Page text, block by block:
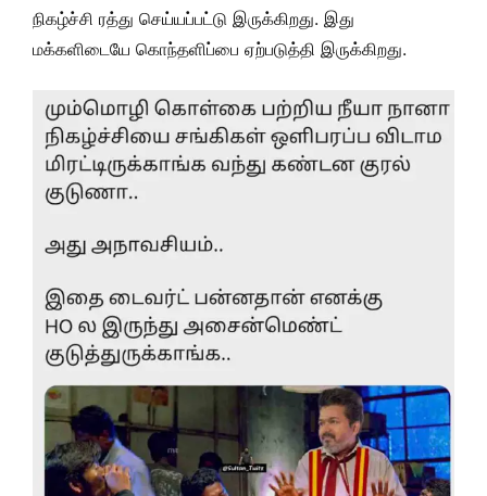
நிகழ்ச்சி ரத்து செய்யப்பட்டு இருக்கிறது. இது
மக்களிடையே கொந்தளிப்பை ஏற்படுத்தி இருக்கிறது.